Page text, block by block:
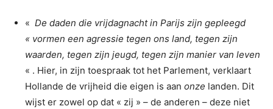
« De daden die vrijdagnacht in Parijs zijn gepleegd
« vormen een agressie tegen ons land, tegen zijn
waarden, tegen zijn jeugd, tegen zijn manier van leven
« . Hier, in zijn toespraak tot het Parlement, verklaart
Hollande de vrijheid die eigen is aan onze landen. Dit
wijst er zowel op dat « zij » – de anderen – deze niet